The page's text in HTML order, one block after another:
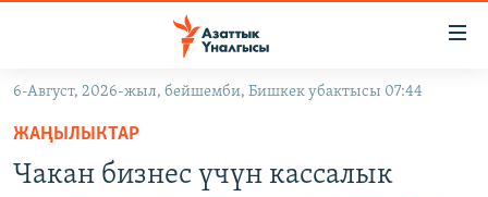
Навигацияга
өтүңүз
Издөөгө
салыңыз
КЫРГЫЗСТАН
6-Август, 2026-жыл, бейшемби, Бишкек убактысы 07:44
ЖАҢЫЛЫКТАР
Чакан бизнес үчүн кассалык